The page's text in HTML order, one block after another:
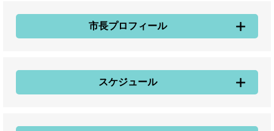
市長プロフィール
スケジュール